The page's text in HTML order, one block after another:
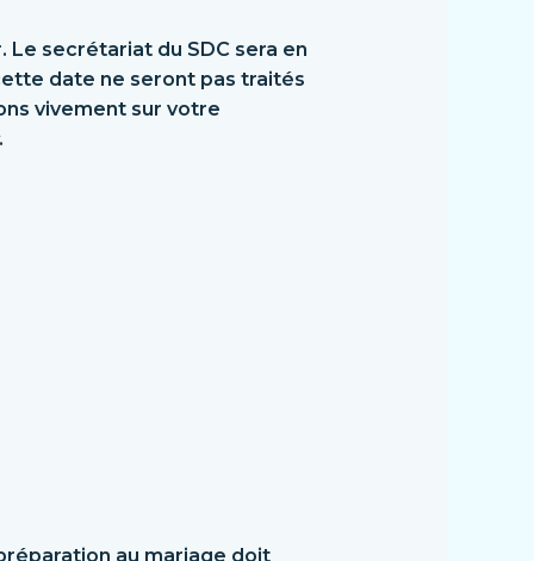
Le secrétariat du SDC sera en
date ne seront pas traités
vivement sur votre
au mariage doit